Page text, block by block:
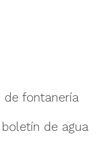
de fontanería
boletín de agua